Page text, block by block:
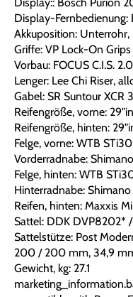
Display-
Akkuposition: Unterrohr,
Griffe: VP Lock-On Grips
Vorbau: FOCUS C.I.S.
Lenger: Lee Chi Riser,
Gabel: SR Suntour XCR
Reifengröße, vorne: 29"in
Reifengröße, hinten:
Felge, vorne: WTB
Vorderradnabe:
Felge, hinten: WTB
Hinterradnabe:
Reifen, hinten: Maxxis
Sattel: DDK DVP8202*
Sattelstütze: Post
200 / 200 mm, 34,9
Gewicht, kg: 27.1